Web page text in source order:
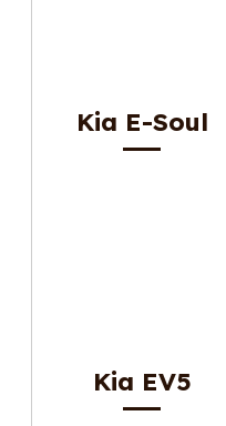
Kia E-Soul
Kia EV5